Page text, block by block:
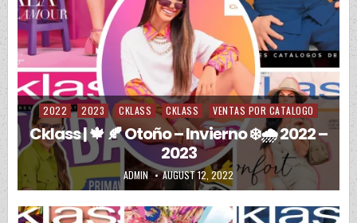
Posted in
2022 2023 CKLASS CKLASS VENTAS POR CATALOGO
Cklass | 🍁 🍂 Otoño – Invierno ❄️🌧️ 2022 –
2023
AUTHOR:
ADMIN PUBLISHED DATE:
AUGUST 12, 2022